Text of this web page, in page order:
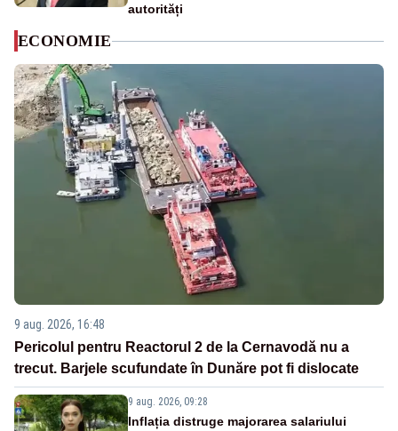
autorități
ECONOMIE
9 aug. 2026, 16:48
Pericolul pentru Reactorul 2 de la Cernavodă nu a
trecut. Barjele scufundate în Dunăre pot fi dislocate
9 aug. 2026, 09:28
Inflația distruge majorarea salariului